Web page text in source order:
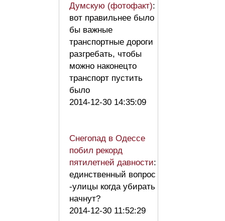
Думскую (фотофакт):
вот правильнее было
бы важные
транспортные дороги
разгребать, чтобы
можно наконецто
транспорт пустить
было
2014-12-30 14:35:09
Снегопад в Одессе
побил рекорд
пятилетней давности:
единственный вопрос
-улицы когда убирать
начнут?
2014-12-30 11:52:29